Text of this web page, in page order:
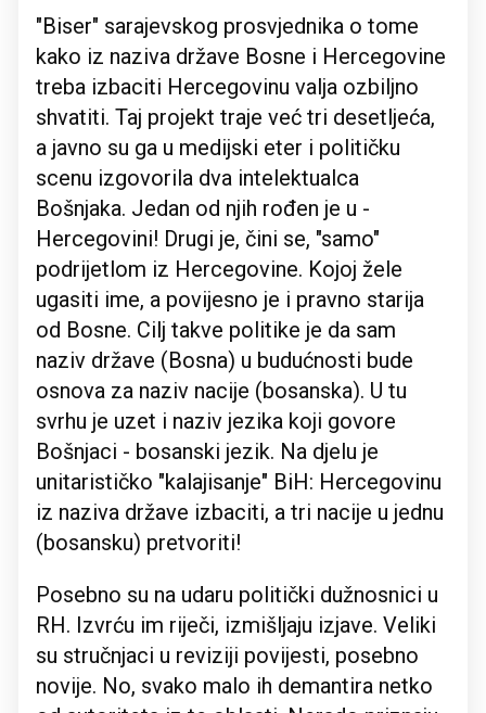
"Biser" sarajevskog prosvjednika o tome
kako iz naziva države Bosne i Hercegovine
treba izbaciti Hercegovinu valja ozbiljno
shvatiti. Taj projekt traje već tri desetljeća,
a javno su ga u medijski eter i političku
scenu izgovorila dva intelektualca
Bošnjaka. Jedan od njih rođen je u -
Hercegovini! Drugi je, čini se, "samo"
podrijetlom iz Hercegovine. Kojoj žele
ugasiti ime, a povijesno je i pravno starija
od Bosne. Cilj takve politike je da sam
naziv države (Bosna) u budućnosti bude
osnova za naziv nacije (bosanska). U tu
svrhu je uzet i naziv jezika koji govore
Bošnjaci - bosanski jezik. Na djelu je
unitarističko "kalajisanje" BiH: Hercegovinu
iz naziva države izbaciti, a tri nacije u jednu
(bosansku) pretvoriti!
Posebno su na udaru politički dužnosnici u
RH. Izvrću im riječi, izmišljaju izjave. Veliki
su stručnjaci u reviziji povijesti, posebno
novije. No, svako malo ih demantira netko